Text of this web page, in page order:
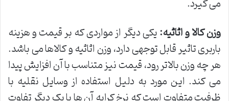
می گیرد.
وزن کالا و اثاثیه:یکی دیگر از مواردی که بر قیمت و هزینه
باربری تاثیر قابل توجهی دارد، وزن اثاثیه و کالاها می باشد.
هر چه وزن بالاتر رود، قیمت نیز متناسب با آن افزایش پیدا
می کند. این مورد به دلیل استفاده از وسایل نقلیه با